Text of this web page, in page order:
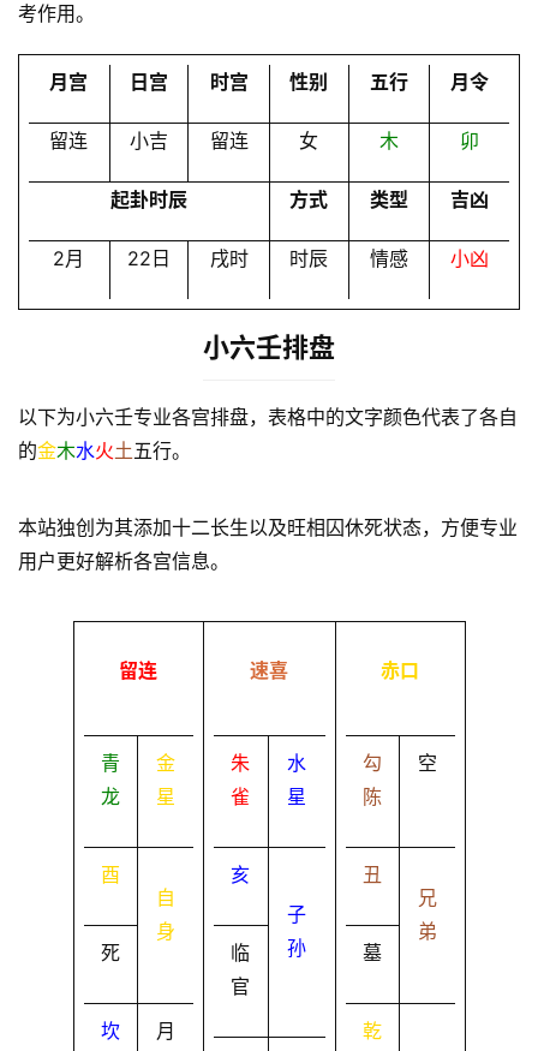
会
员
考作用。
月宫 日宫 时宫 性别 五行 月令
留连 小吉 留连 女 木 卯
起卦时辰 方式 类型 吉凶
2月 22日 戌时 时辰 情感 小凶
小六壬排盘
以下为小六壬专业各宫排盘，表格中的文字颜色代表了各自
的金木水火土五行。
本站独创为其添加十二长生以及旺相囚休死状态，方便专业
用户更好解析各宫信息。
留连
青
龙
金
星
酉
死
自
身
坎
月
速喜
朱
雀
水
星
亥
临
官
子
孙
赤口
勾
陈
空
丑
墓
兄
弟
乾